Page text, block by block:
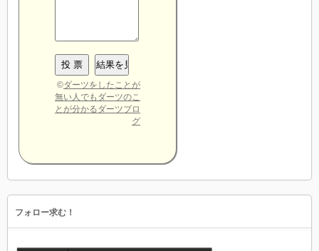
©ダーツをしたことが
無い人でもダーツのこ
とが分かるダーツブロ
グ
フォロー求む！